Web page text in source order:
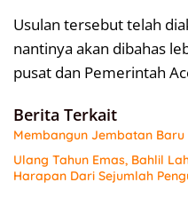
Usulan tersebut telah
nantinya akan dibahas
pusat dan Pemerintah
Berita Terkait
Membangun Jembatan
Ulang Tahun Emas, Bahlil
Harapan Dari Sejumlah